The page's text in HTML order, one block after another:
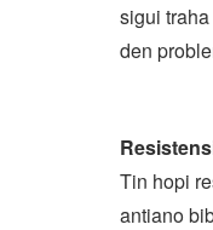
sigui
den
Tin hopi
antiano